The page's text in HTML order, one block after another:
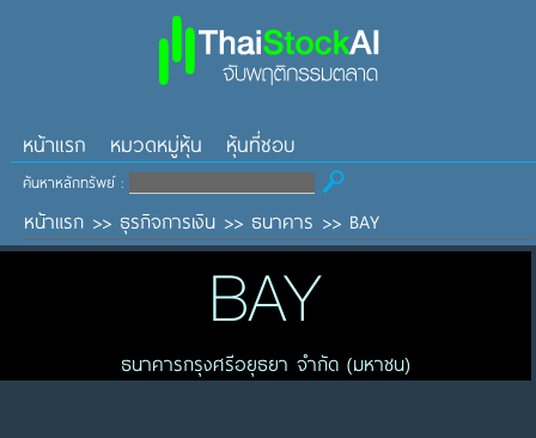
หน้าแรก หมวดหมู่หุ้น หุ้นที่ชอบ
ค้นหาหลักทรัพย์ :
หน้าแรก >> ธุรกิจการเงิน >> ธนาคาร >> BAY
BAY
ธนาคารกรุงศรีอยุธยา จำกัด (มหาชน)